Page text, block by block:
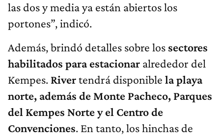
las dos y media ya están abiertos los
portones”, indicó.
Además, brindó detalles sobre los sectores
habilitados para estacionar alrededor del
Kempes. Rivertendrá disponible la playa
norte, además de Monte Pacheco, Parques
del Kempes Norte y el Centro de
Convenciones. En tanto, los hinchas de